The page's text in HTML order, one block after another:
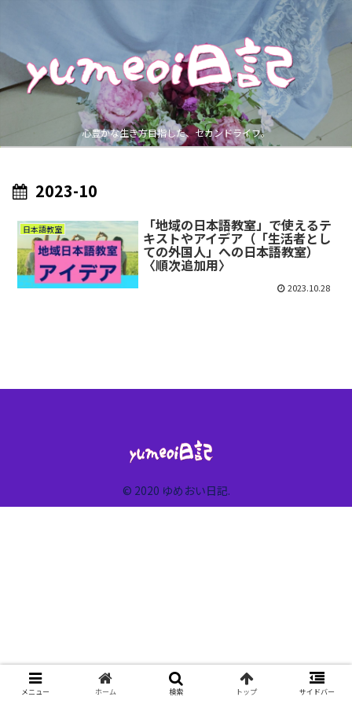
心豊かな生き方目指した、セカンドライフ。
2023-10
日本語教室 「地域の日本語教室」で使えるテ
キストやアイデア（「生活者とし
ての外国人」への日本語教室）
〈順次追加用〉
2023.10.28
© 2020 ゆめおい日記.
メニュー ホーム 検索 トップ サイドバー